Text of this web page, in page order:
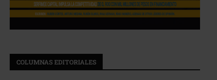
COLUMNAS EDITORIALES